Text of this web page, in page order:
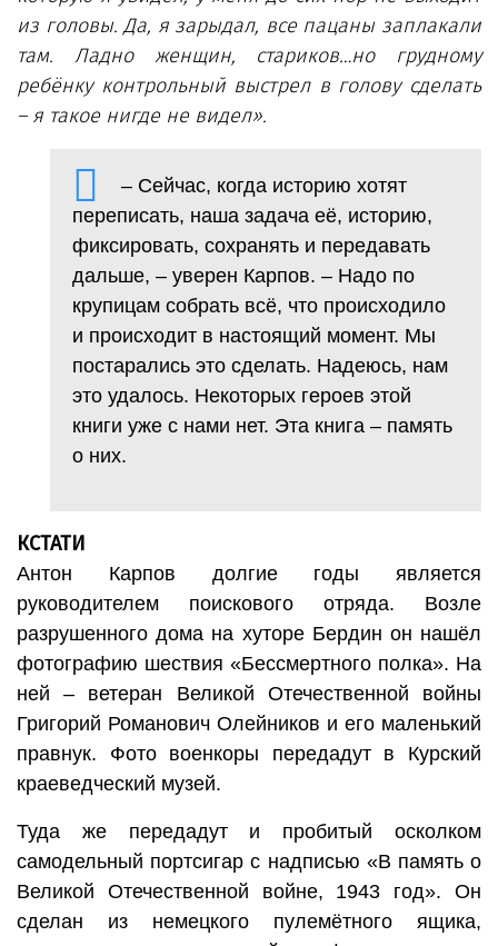
из головы. Да, я зарыдал, все пацаны заплакали
там. Ладно женщин, стариков…но грудному
ребёнку контрольный выстрел в голову сделать
– я такое нигде не видел».
– Сейчас, когда историю хотят
переписать, наша задача её, историю,
фиксировать, сохранять и передавать
дальше, – уверен Карпов. – Надо по
крупицам собрать всё, что происходило
и происходит в настоящий момент. Мы
постарались это сделать. Надеюсь, нам
это удалось. Некоторых героев этой
книги уже с нами нет. Эта книга – память
о них.
КСТАТИ
Антон Карпов долгие годы является
руководителем поискового отряда. Возле
разрушенного дома на хуторе Бердин он нашёл
фотографию шествия «Бессмертного полка». На
ней – ветеран Великой Отечественной войны
Григорий Романович Олейников и его маленький
правнук. Фото военкоры передадут в Курский
краеведческий музей.
Туда же передадут и пробитый осколком
самодельный портсигар с надписью «В память о
Великой Отечественной войне, 1943 год». Он
сделан из немецкого пулемётного ящика,